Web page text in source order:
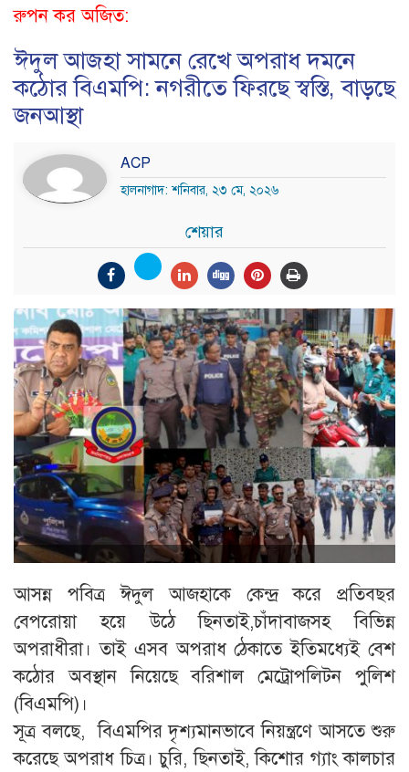
রুপন কর অজিত:
​ঈদুল আজহা সামনে রেখে অপরাধ দমনে
কঠোর বিএমপি: নগরীতে ফিরছে স্বস্তি, বাড়ছে
জনআস্থা
ACP
হালনাগাদ: শনিবার, ২৩ মে, ২০২৬
শেয়ার
আসন্ন পবিত্র ঈদুল আজহাকে কেন্দ্র করে প্রতিবছর
বেপরোয়া হয়ে উঠে ছিনতাই,চাঁদাবাজসহ বিভিন্ন
অপরাধীরা। তাই এসব অপরাধ ঠেকাতে ইতিমধ্যেই বেশ
কঠোর অবস্থান নিয়েছে বরিশাল মেট্রোপলিটন পুলিশ
(বিএমপি)।
সূত্র বলছে, বিএমপির দৃশ্যমানভাবে নিয়ন্ত্রণে আসতে শুরু
করেছে অপরাধ চিত্র। চুরি, ছিনতাই, কিশোর গ্যাং কালচার